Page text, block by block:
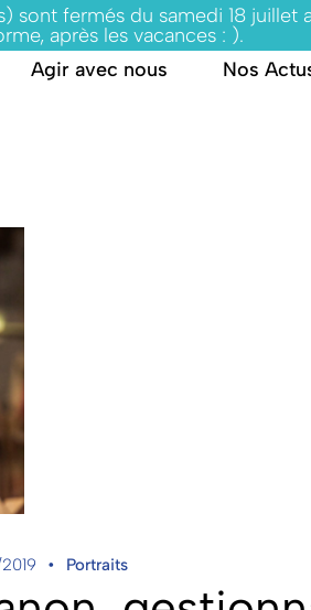
fermés du samedi 18 juillet
après les vacances : ).
Agir avec nous Nos
Portraits